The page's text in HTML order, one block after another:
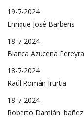
19-7-2024
Enrique José Barberis
18-7-2024
Blanca Azucena Pereyra
18-7-2024
Raúl Román Irurtia
18-7-2024
Roberto Damián Ibañez